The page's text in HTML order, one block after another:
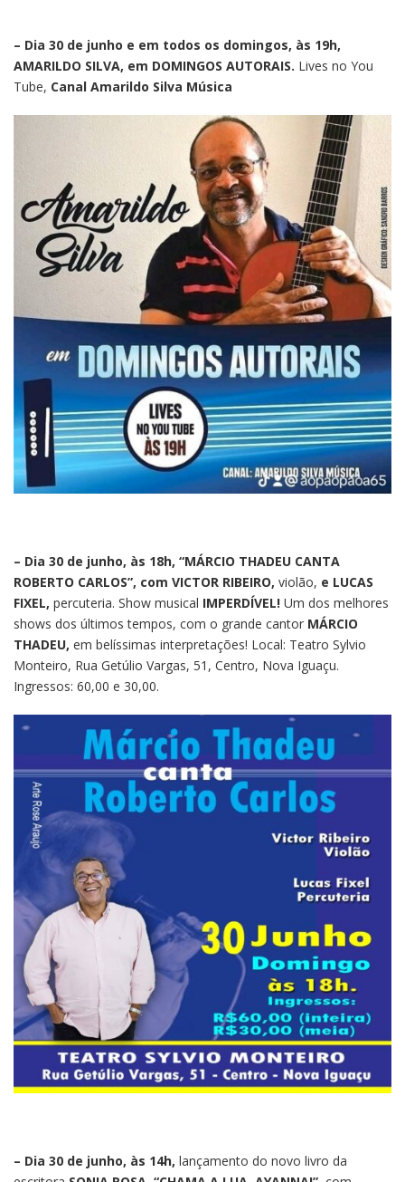
– Dia 30 de junho e em todos os domingos, às 19h,
AMARILDO SILVA, em DOMINGOS AUTORAIS. Lives no You
Tube, Canal Amarildo Silva Música
– Dia 30 de junho, às 18h, “MÁRCIO THADEU CANTA
ROBERTO CARLOS”, com VICTOR RIBEIRO, violão, e LUCAS
FIXEL, percuteria. Show musical IMPERDÍVEL! Um dos melhores
shows dos últimos tempos, com o grande cantor MÁRCIO
THADEU, em belíssimas interpretações! Local: Teatro Sylvio
Monteiro, Rua Getúlio Vargas, 51, Centro, Nova Iguaçu.
Ingressos: 60,00 e 30,00.
– Dia 30 de junho, às 14h, lançamento do novo livro da